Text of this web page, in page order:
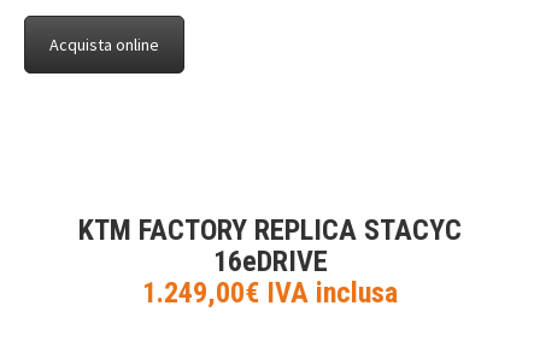
Acquista online
KTM FACTORY REPLICA STACYC
16eDRIVE
1.249,00€ IVA inclusa